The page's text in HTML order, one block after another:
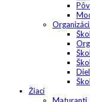
Žiaci